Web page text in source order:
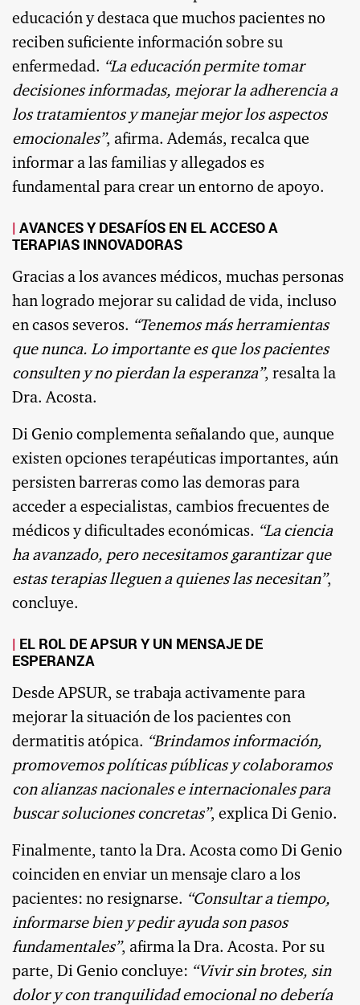
educación y destaca que muchos pacientes no
reciben suficiente información sobre su
enfermedad. “La educación permite tomar
decisiones informadas, mejorar la adherencia a
los tratamientos y manejar mejor los aspectos
emocionales”, afirma. Además, recalca que
informar a las familias y allegados es
fundamental para crear un entorno de apoyo.
AVANCES Y DESAFÍOS EN EL ACCESO A
TERAPIAS INNOVADORAS
Gracias a los avances médicos, muchas personas
han logrado mejorar su calidad de vida, incluso
en casos severos. “Tenemos más herramientas
que nunca. Lo importante es que los pacientes
consulten y no pierdan la esperanza”, resalta la
Dra. Acosta.
Di Genio complementa señalando que, aunque
existen opciones terapéuticas importantes, aún
persisten barreras como las demoras para
acceder a especialistas, cambios frecuentes de
médicos y dificultades económicas. “La ciencia
ha avanzado, pero necesitamos garantizar que
estas terapias lleguen a quienes las necesitan”,
concluye.
EL ROL DE APSUR Y UN MENSAJE DE
ESPERANZA
Desde APSUR, se trabaja activamente para
mejorar la situación de los pacientes con
dermatitis atópica. “Brindamos información,
promovemos políticas públicas y colaboramos
con alianzas nacionales e internacionales para
buscar soluciones concretas”, explica Di Genio.
Finalmente, tanto la Dra. Acosta como Di Genio
coinciden en enviar un mensaje claro a los
pacientes: no resignarse. “Consultar a tiempo,
informarse bien y pedir ayuda son pasos
fundamentales”, afirma la Dra. Acosta. Por su
parte, Di Genio concluye: “Vivir sin brotes, sin
dolor y con tranquilidad emocional no debería